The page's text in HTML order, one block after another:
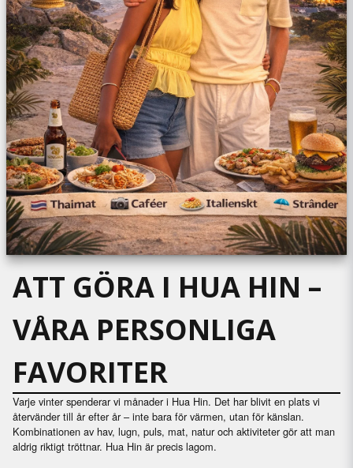
ATT GÖRA I HUA HIN –
VÅRA PERSONLIGA
FAVORITER
Varje vinter spenderar vi månader i Hua Hin. Det har blivit en plats vi
återvänder till år efter år – inte bara för värmen, utan för känslan.
Kombinationen av hav, lugn, puls, mat, natur och aktiviteter gör att man
aldrig riktigt tröttnar. Hua Hin är precis lagom.